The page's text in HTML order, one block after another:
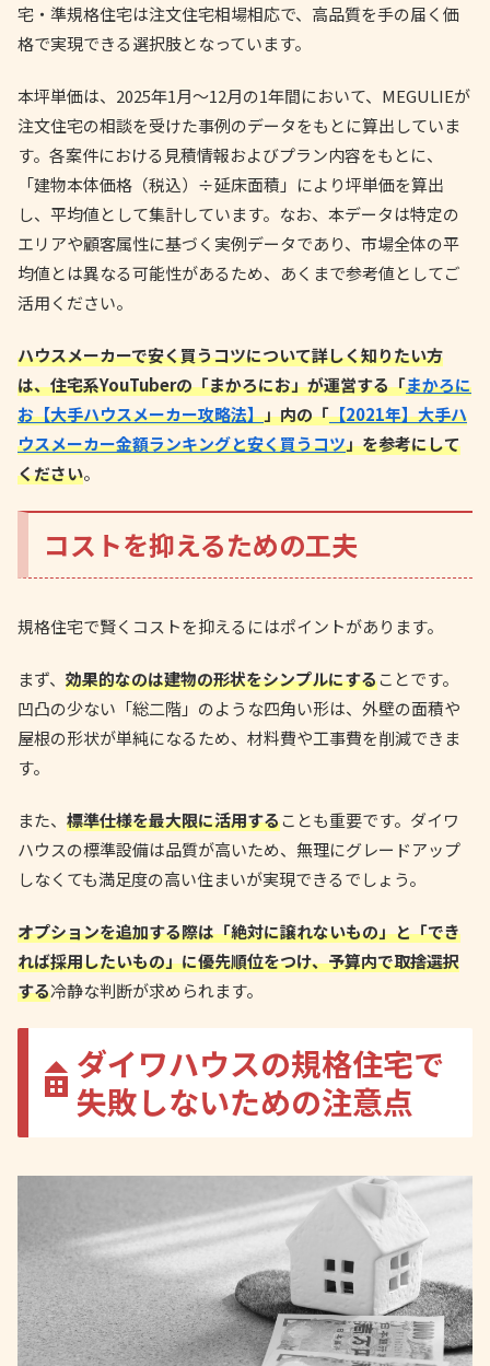
宅・準規格住宅は注文住宅相場相応で、高品質を手の届く価
格で実現できる選択肢となっています。
本坪単価は、2025年1月〜12月の1年間において、MEGULIEが
注文住宅の相談を受けた事例のデータをもとに算出していま
す。各案件における見積情報およびプラン内容をもとに、
「建物本体価格（税込）÷延床面積」により坪単価を算出
し、平均値として集計しています。 なお、本データは特定の
エリアや顧客属性に基づく実例データであり、市場全体の平
均値とは異なる可能性があるため、あくまで参考値としてご
活用ください。
ハウスメーカーで安く買うコツについて詳しく知りたい方
は、住宅系YouTuberの「まかろにお」が運営する「まかろに
お【大手ハウスメーカー攻略法】」内の「【2021年】大手ハ
ウスメーカー金額ランキングと安く買うコツ」を参考にして
ください。
コストを抑えるための工夫
規格住宅で賢くコストを抑えるにはポイントがあります。
まず、 効果的なのは建物の形状をシンプルにすることです。
凹凸の少ない「総二階」のような四角い形は、外壁の面積や
屋根の形状が単純になるため、材料費や工事費を削減できま
す。
また、 標準仕様を最大限に活用することも重要です。ダイワ
ハウスの標準設備は品質が高いため、無理にグレードアップ
しなくても満足度の高い住まいが実現できるでしょう。
オプションを追加する際は「絶対に譲れないもの」と「でき
れば採用したいもの」に優先順位をつけ、予算内で取捨選択
する冷静な判断が求められます。
ダイワハウスの規格住宅で
失敗しないための注意点